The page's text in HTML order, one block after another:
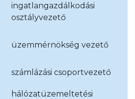
ingatlangazdálkodási
osztályvezető
üzemmérnökség vezető
számlázási csoportvezető
hálózatüzemeltetési